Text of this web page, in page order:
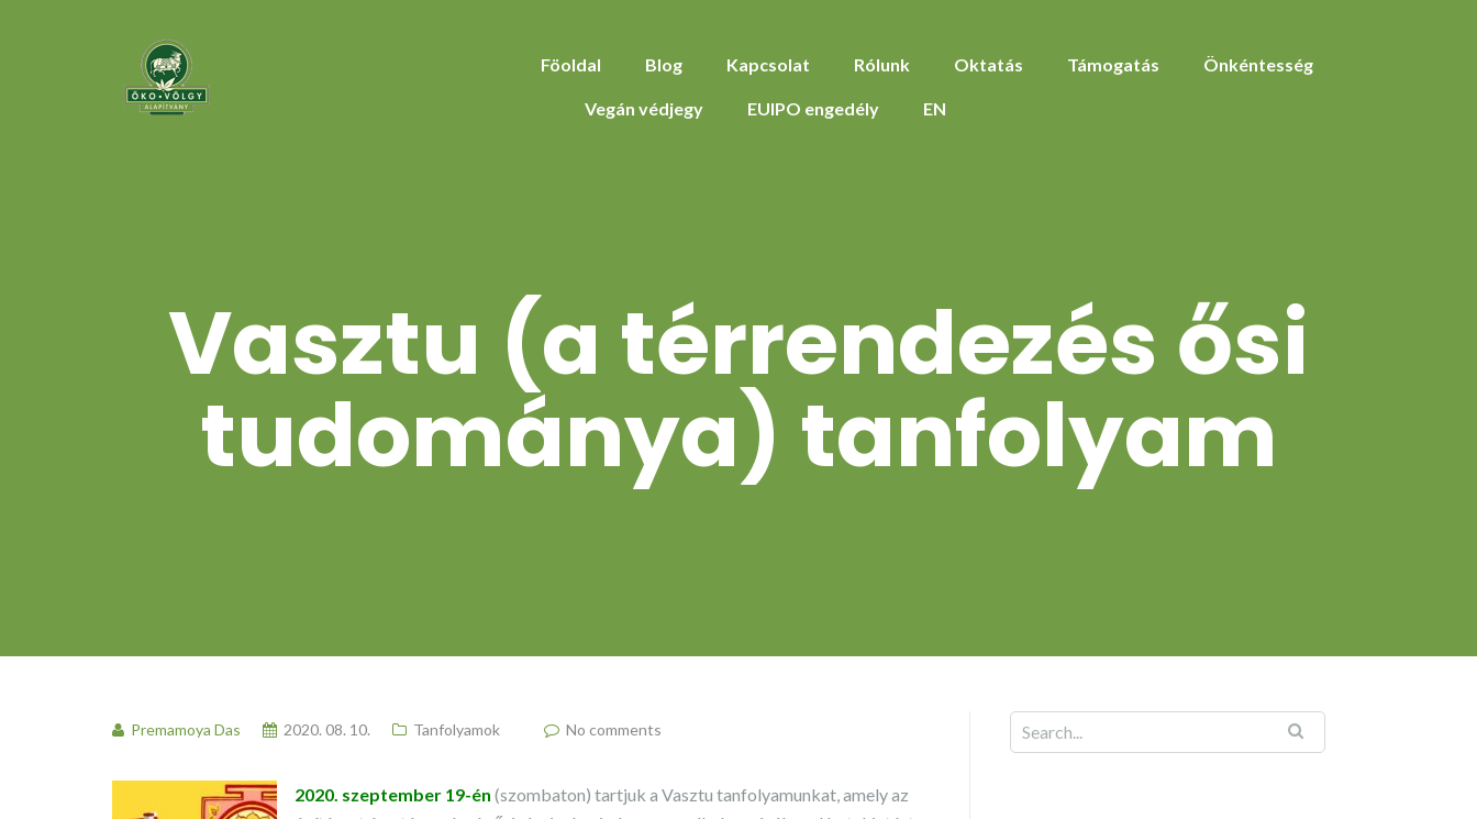
Föoldal Blog Kapcsolat Rólunk Oktatás Támogatás Önkéntesség
Vegán védjegy EUIPO engedély EN
Vasztu (a térrendezés ősi
tudománya) tanfolyam
Premamoya Das 2020. 08. 10. Tanfolyamok No comments
2020. szeptember 19-én (szombaton) tartjuk a Vasztu tanfolyamunkat, amely az